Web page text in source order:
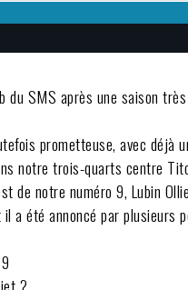
du SMS après une saison
prometteuse, avec déjà
notre trois-quarts centre
de notre numéro 9, Lubin
a été annoncé par
?